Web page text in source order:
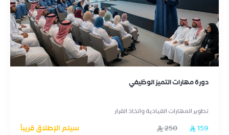
دورة مهارات التميز الوظيفي
تطوير المهارات القيادية واتخاذ القرار
159
250 سيتم الإطلاق قريباً